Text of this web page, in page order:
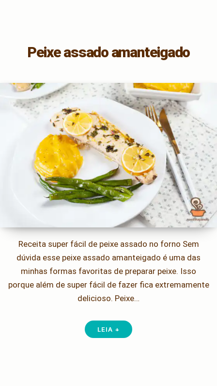
Peixe assado amanteigado
Receita super fácil de peixe assado no forno Sem
dúvida esse peixe assado amanteigado é uma das
minhas formas favoritas de preparar peixe. Isso
porque além de super fácil de fazer fica extremamente
delicioso. Peixe…
LEIA +